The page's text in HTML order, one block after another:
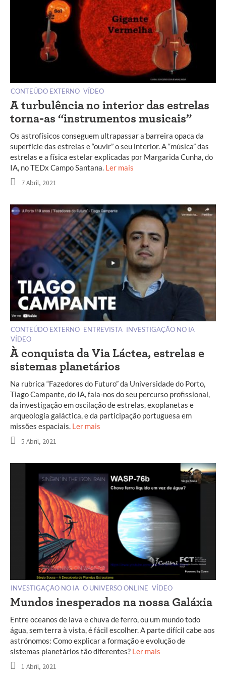
CONTEÚDO EXTERNO VÍDEO
A turbulência no interior das estrelas
torna-as “instrumentos musicais”
Os astrofísicos conseguem ultrapassar a barreira opaca da
superfície das estrelas e “ouvir” o seu interior. A “música” das
estrelas e a física estelar explicadas por Margarida Cunha, do
IA, no TEDx Campo Santana. Ler mais
7 Abril, 2021
CONTEÚDO EXTERNO ENTREVISTA INVESTIGAÇÃO NO IA
VÍDEO
À conquista da Via Láctea, estrelas e
sistemas planetários
Na rubrica “Fazedores do Futuro” da Universidade do Porto,
Tiago Campante, do IA, fala-nos do seu percurso profissional,
da investigação em oscilação de estrelas, exoplanetas e
arqueologia galáctica, e da participação portuguesa em
missões espaciais. Ler mais
5 Abril, 2021
INVESTIGAÇÃO NO IA O UNIVERSO ONLINE VÍDEO
Mundos inesperados na nossa Galáxia
Entre oceanos de lava e chuva de ferro, ou um mundo todo
água, sem terra à vista, é fácil escolher. A parte difícil cabe aos
astrónomos: Como explicar a formação e evolução de
sistemas planetários tão diferentes? Ler mais
1 Abril, 2021